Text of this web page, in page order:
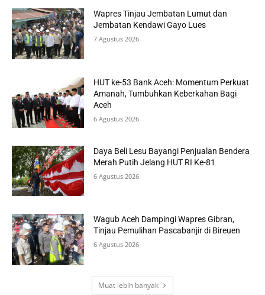
Wapres Tinjau Jembatan Lumut dan
Jembatan Kendawi Gayo Lues
7 Agustus 2026
HUT ke-53 Bank Aceh: Momentum Perkuat
Amanah, Tumbuhkan Keberkahan Bagi
Aceh
6 Agustus 2026
Daya Beli Lesu Bayangi Penjualan Bendera
Merah Putih Jelang HUT RI Ke-81
6 Agustus 2026
Wagub Aceh Dampingi Wapres Gibran,
Tinjau Pemulihan Pascabanjir di Bireuen
6 Agustus 2026
Muat lebih banyak